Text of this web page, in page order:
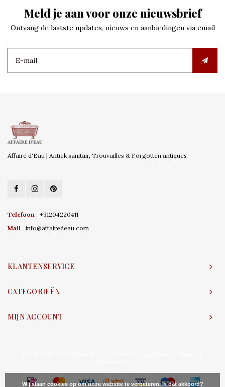
Meld je aan voor onze nieuwsbrief
Ontvang de laatste updates, nieuws en aanbiedingen via email
Affaire d'Eau | Antiek sanitair, Trouvailles & Forgotten antiques
Telefoon
+31204220411
Mail
info@affairedeau.com
KLANTENSERVICE
CATEGORIEËN
MIJN ACCOUNT
Wij slaan cookies op om onze website te verbeteren. Is dat akkoord?